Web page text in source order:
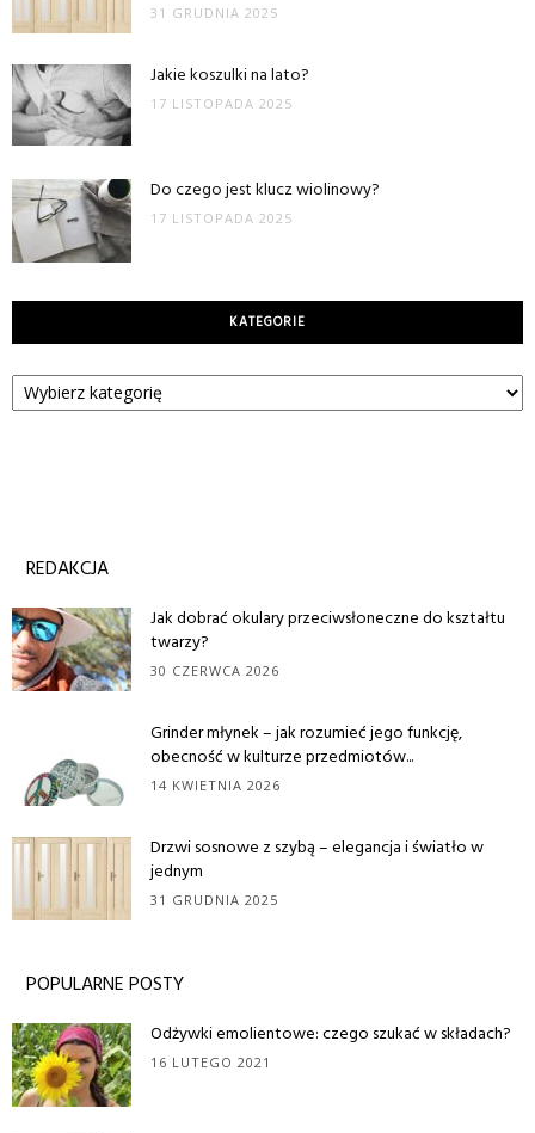
31 GRUDNIA 2025
Jakie koszulki na lato?
17 LISTOPADA 2025
Do czego jest klucz wiolinowy?
17 LISTOPADA 2025
KATEGORIE
Kategorie
REDAKCJA
Jak dobrać okulary przeciwsłoneczne do kształtu
twarzy?
30 CZERWCA 2026
Grinder młynek – jak rozumieć jego funkcję,
obecność w kulturze przedmiotów...
14 KWIETNIA 2026
Drzwi sosnowe z szybą – elegancja i światło w
jednym
31 GRUDNIA 2025
POPULARNE POSTY
Odżywki emolientowe: czego szukać w składach?
16 LUTEGO 2021